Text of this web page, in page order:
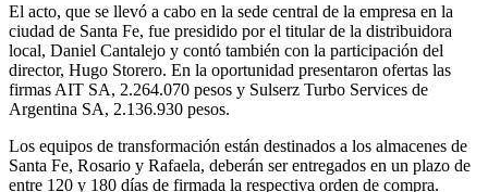
El acto, que se llevó a cabo en la sede central de la empresa en la
ciudad de Santa Fe, fue presidido por el titular de la distribuidora
local, Daniel Cantalejo y contó también con la participación del
director, Hugo Storero. En la oportunidad presentaron ofertas las
firmas AIT SA, 2.264.070 pesos y Sulserz Turbo Services de
Argentina SA, 2.136.930 pesos.
Los equipos de transformación están destinados a los almacenes de
Santa Fe, Rosario y Rafaela, deberán ser entregados en un plazo de
entre 120 y 180 días de firmada la respectiva orden de compra.